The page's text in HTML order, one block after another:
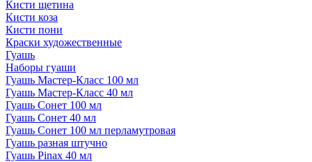
Кисти щетина
Кисти коза
Кисти пони
Краски художественные
Гуашь
Наборы гуаши
Гуашь Мастер-Класс 100 мл
Гуашь Мастер-Класс 40 мл
Гуашь Сонет 100 мл
Гуашь Сонет 40 мл
Гуашь Сонет 100 мл перламутровая
Гуашь разная штучно
Гуашь Pinax 40 мл